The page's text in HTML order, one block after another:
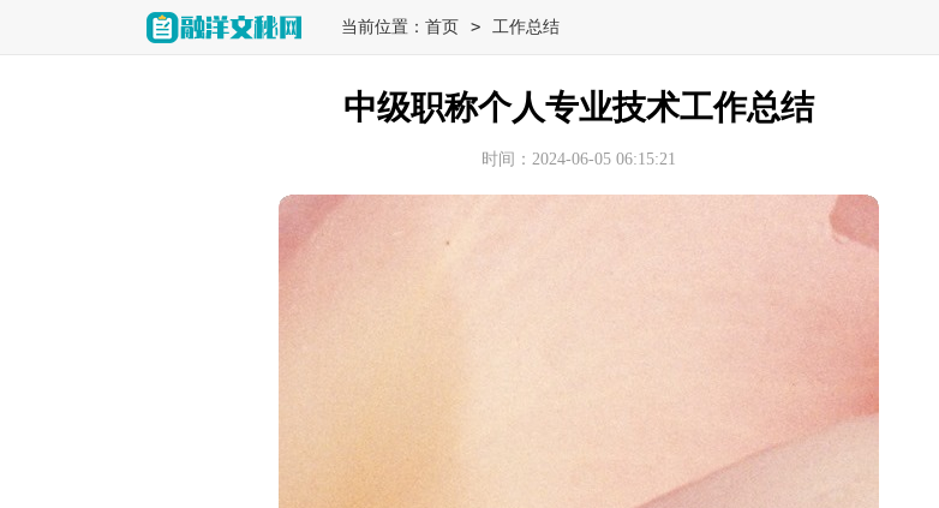
当前位置： 首页 > 工作总结
中级职称个人专业技术工作总结
时间：2024-06-05 06:15:21